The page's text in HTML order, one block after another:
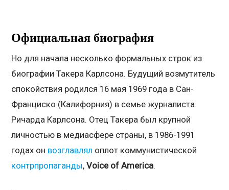
Официальная биография
Но для начала несколько формальных строк из
биографии Такера Карлсона. Будущий возмутитель
спокойствия родился 16 мая 1969 года в Сан-
Франциско (Калифорния) в семье журналиста
Ричарда Карлсона. Отец Такера был крупной
личностью в медиасфере страны, в 1986-1991
годах он возглавлял оплот коммунистической
контрпропаганды,Voice of America.